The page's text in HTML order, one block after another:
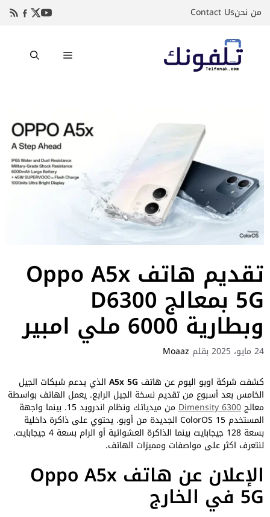
إلىمن نحنContact Us
القائمة
تقديم هاتف Oppo A5x
5G بمعالج D6300
وبطارية 6000 ملي امبير
24 مايو، 2025 بقلم Moaaz
كشفت شركة اوبو اليوم عن هاتف A5x 5G الذي يدعم شبكات الجيل
الخامس بعد أسبوع من تقديم نسخة الجيل الرابع. يعمل الهاتف بواسطة
معالجDimensity 6300 من ميدياتك ونظام اندرويد 15. بينما واجهة
المستخدم ColorOS 15 الجديدة من أوبو. يحتوي على ذاكرة داخلية
بسعة 128 جيجابايت بينما الذاكرة العشوائية أو الرام بسعة 4 جيجابايت.
لنتعرف اكثر على مواصفات ومميزات الهاتف.
الإعلان عن هاتف Oppo A5x
5G في الخارج